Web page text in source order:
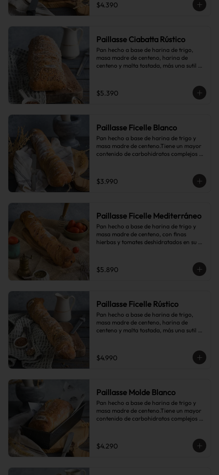
$4.390
Paillasse Ciabatta Rústico
Pan hecho a base de harina de trigo,
masa madre de centeno, harina de
centeno y malta tostada, más una sutil
tostado y frutos secos.
$5.390
Paillasse Ficelle Blanco
Pan hecho a base de harina de trigo y
masa madre de centeno.Tiene un mayor
contenido de carbohidratos complejos
$3.990
Paillasse Ficelle Mediterráneo
Pan hecho a base de harina de trigo y
masa madre de centeno, con finas
hierbas y tomates deshidratados en su
$5.890
Paillasse Ficelle Rústico
Pan hecho a base de harina de trigo,
masa madre de centeno, harina de
centeno y malta tostada, más una sutil
tostado y frutos secos.
$4.990
Paillasse Molde Blanco
Pan hecho a base de harina de trigo y
masa madre de centeno.Tiene un mayor
contenido de carbohidratos complejos
$4.290